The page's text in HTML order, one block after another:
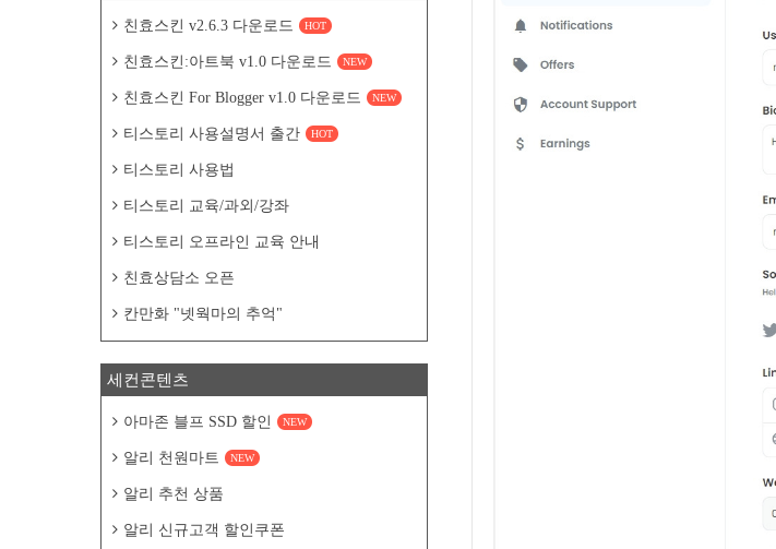
친효스킨 v2.6.3 다운로드 HOT
친효스킨:아트북 v1.0 다운로드 NEW
친효스킨 For Blogger v1.0 다운로드 NEW
티스토리 사용설명서 출간 HOT
티스토리 사용법
티스토리 교육/과외/강좌
티스토리 오프라인 교육 안내
친효상담소 오픈
칸만화 "넷웍마의 추억"
세컨콘텐츠
아마존 블프 SSD 할인 NEW
알리 천원마트 NEW
알리 추천 상품
알리 신규고객 할인쿠폰